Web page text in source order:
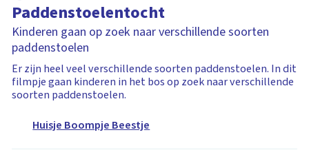
Paddenstoelentocht
Kinderen gaan op zoek naar verschillende soorten
paddenstoelen
Er zijn heel veel verschillende soorten paddenstoelen. In dit
filmpje gaan kinderen in het bos op zoek naar verschillende
soorten paddenstoelen.
Huisje Boompje Beestje